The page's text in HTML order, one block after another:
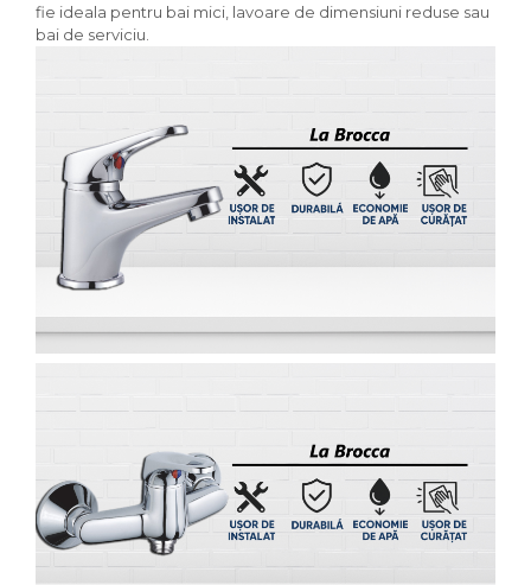
fie ideala pentru bai mici, lavoare de dimensiuni reduse sau
bai de serviciu.